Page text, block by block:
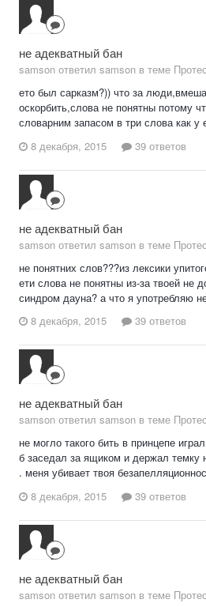
не адекватный бан
samson ответил samson в теме
ето был сарказм?)) что за
оскорбить,слова не понятны потому
словарним запасом в три слова как
8 декабря, 2015
39 ответов
не адекватный бан
samson ответил samson в теме
не понятних слов???из лексики
ети слова не понятны из-за твоей не
синдром дауна? а что я употребляю
8 декабря, 2015
39 ответов
не адекватный бан
samson ответил samson в теме
не могло такого бить в принцепе
б заседал за ящиком и держал темку
. меня убивает твоя
8 декабря, 2015
39 ответов
не адекватный бан
samson ответил samson в теме